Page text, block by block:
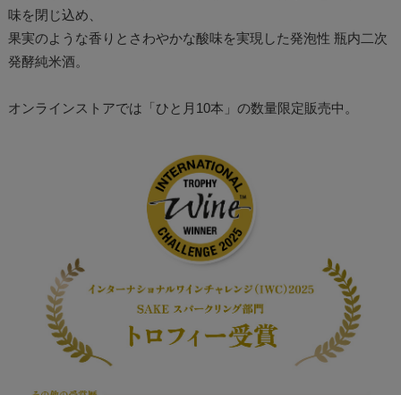
味を閉じ込め、
果実のような香りとさわやかな酸味を実現した発泡性 瓶内二次
発酵純米酒。
オンラインストアでは「ひと月10本」の数量限定販売中。